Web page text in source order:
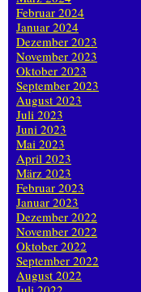
Februar 2024
Januar 2024
Dezember 2023
November 2023
Oktober 2023
September 2023
August 2023
Juli 2023
Juni 2023
Mai 2023
April 2023
März 2023
Februar 2023
Januar 2023
Dezember 2022
November 2022
Oktober 2022
September 2022
August 2022